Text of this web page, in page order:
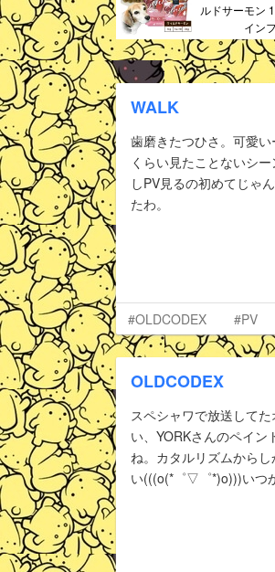
ルドサーモン
イン
WALK
歯磨きたつひさ。可愛
くらい見たことないシ
しPV見るの初めてじゃ
たわ。
#OLDCODEX #PV
OLDCODEX
スペシャワで放送して
い、YORKさんのペイン
ね。カタルリズムから
い(((o(*゜▽゜*)o)))いつ